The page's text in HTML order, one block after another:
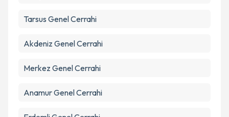
Tarsus Genel Cerrahi
Akdeniz Genel Cerrahi
Merkez Genel Cerrahi
AnamurGenel Cerrahi